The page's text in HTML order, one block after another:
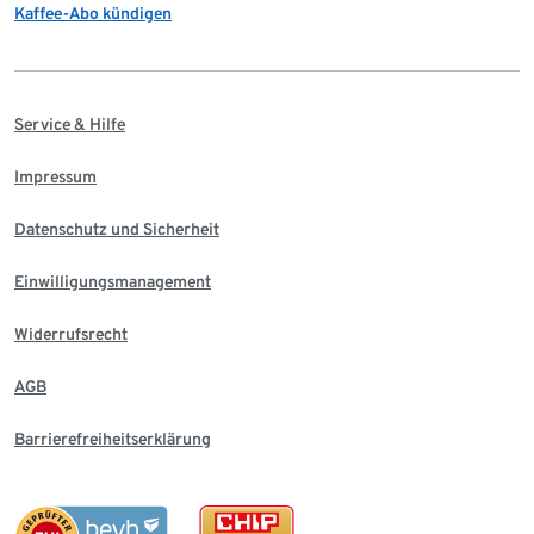
Kaffee-Abo kündigen
Service & Hilfe
Impressum
Datenschutz und Sicherheit
Einwilligungsmanagement
Widerrufsrecht
AGB
Barrierefreiheitserklärung